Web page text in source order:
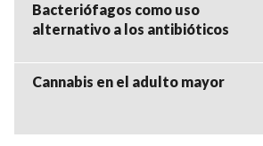
Bacteriófagos como uso
alternativo a los antibióticos
Cannabis en el adulto mayor